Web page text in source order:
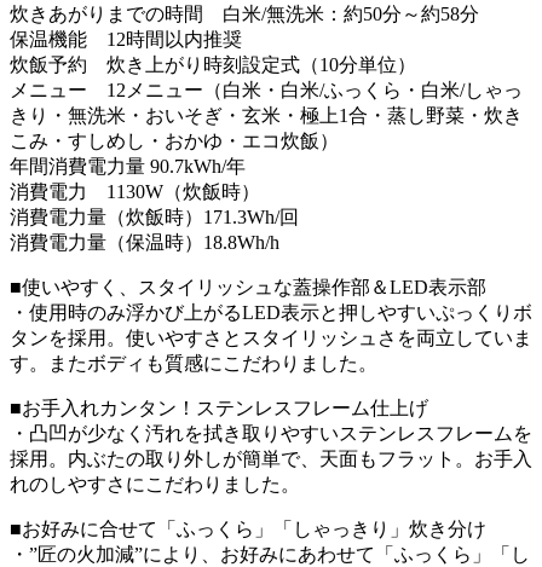
炊きあがりまでの時間 白米/無洗米：約50分～約58分
保温機能 12時間以内推奨
炊飯予約 炊き上がり時刻設定式（10分単位）
メニュー 12メニュー（白米・白米/ふっくら・白米/しゃっ
きり・無洗米・おいそぎ・玄米・極上1合・蒸し野菜・炊き
こみ・すしめし・おかゆ・エコ炊飯）
年間消費電力量 90.7kWh/年
消費電力 1130W（炊飯時）
消費電力量（炊飯時）171.3Wh/回
消費電力量（保温時）18.8Wh/h
■使いやすく、スタイリッシュな蓋操作部＆LED表示部
・使用時のみ浮かび上がるLED表示と押しやすいぷっくりボ
タンを採用。使いやすさとスタイリッシュさを両立していま
す。またボディも質感にこだわりました。
■お手入れカンタン！ステンレスフレーム仕上げ
・凸凹が少なく汚れを拭き取りやすいステンレスフレームを
採用。内ぶたの取り外しが簡単で、天面もフラット。お手入
れのしやすさにこだわりました。
■お好みに合せて「ふっくら」「しゃっきり」炊き分け
・”匠の火加減”により、お好みにあわせて「ふっくら」「し